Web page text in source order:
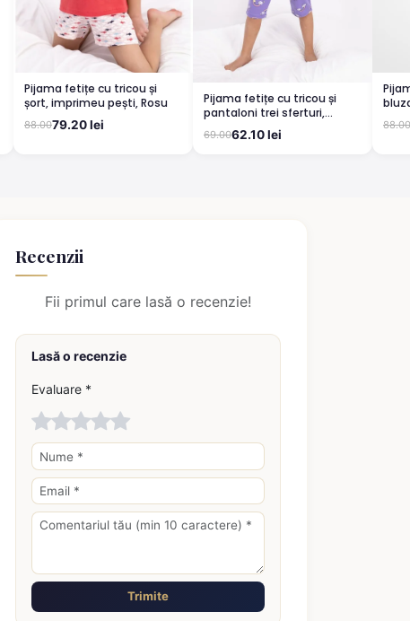
Pijama fetițe cu tricou și
șort, imprimeu pești, Rosu
88.0079.20 lei
Pijama fetițe cu tricou și
pantaloni trei sferturi,
imprimeu curcubeu, Galben
69.0062.10 lei
88.00
Recenzii
Fii primul care lasă o recenzie!
Lasă o recenzie
Evaluare *
Trimite